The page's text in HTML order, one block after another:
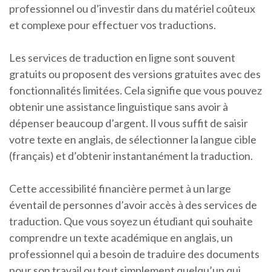
professionnel ou d’investir dans du matériel coûteux
et complexe pour effectuer vos traductions.
Les services de traduction en ligne sont souvent
gratuits ou proposent des versions gratuites avec des
fonctionnalités limitées. Cela signifie que vous pouvez
obtenir une assistance linguistique sans avoir à
dépenser beaucoup d’argent. Il vous suffit de saisir
votre texte en anglais, de sélectionner la langue cible
(français) et d’obtenir instantanément la traduction.
Cette accessibilité financière permet à un large
éventail de personnes d’avoir accès à des services de
traduction. Que vous soyez un étudiant qui souhaite
comprendre un texte académique en anglais, un
professionnel qui a besoin de traduire des documents